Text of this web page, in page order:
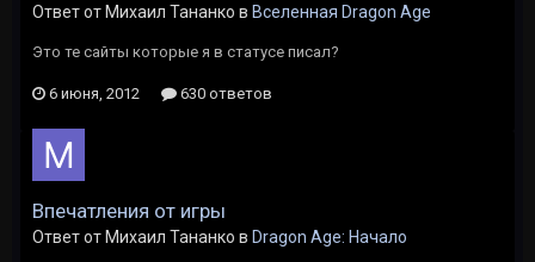
Ответ от Михаил Тананко в Вселенная Dragon Age
Это те сайты которые я в статусе писал?
6 июня, 2012 630 ответов
Впечатления от игры
Ответ от Михаил Тананко в Dragon Age: Начало